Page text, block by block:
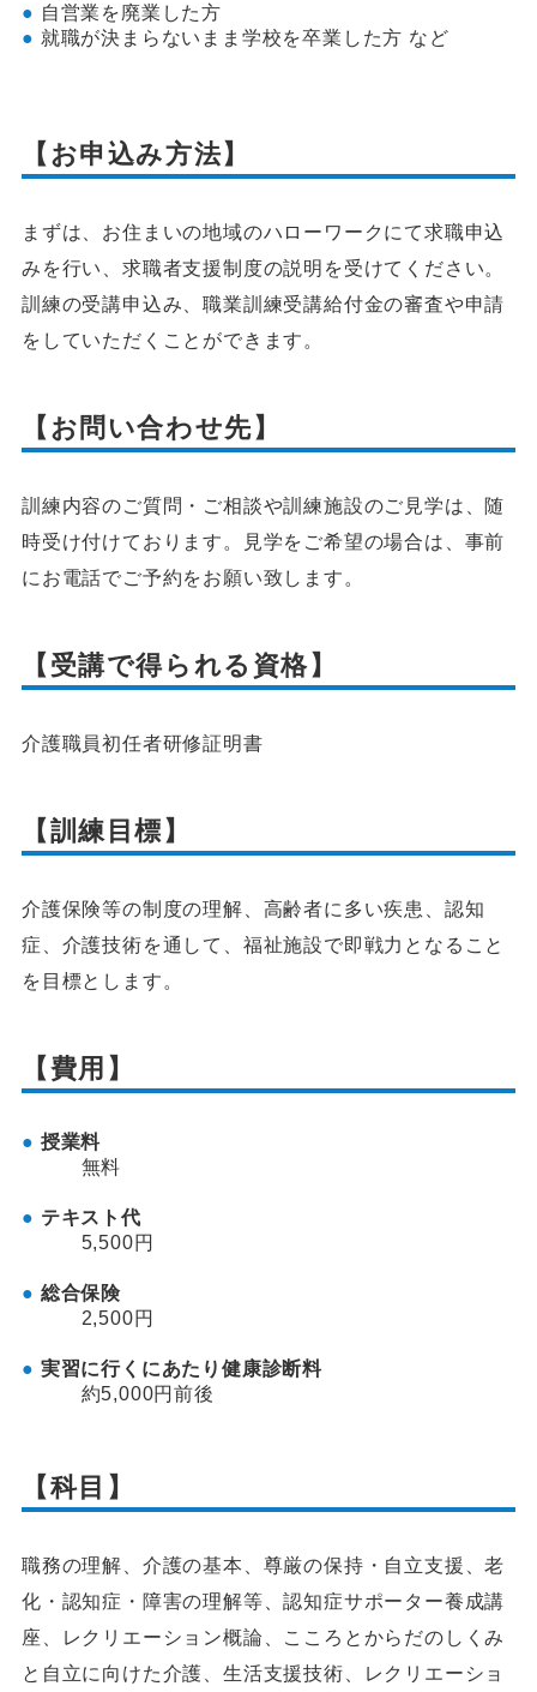
自営業を廃業した方
就職が決まらないまま学校を卒業した方 など
【お申込み方法】
まずは、お住まいの地域のハローワークにて求職申込
みを行い、求職者支援制度の説明を受けてください。
訓練の受講申込み、職業訓練受講給付金の審査や申請
をしていただくことができます。
【お問い合わせ先】
訓練内容のご質問・ご相談や訓練施設のご見学は、随
時受け付けております。見学をご希望の場合は、事前
にお電話でご予約をお願い致します。
【受講で得られる資格】
介護職員初任者研修証明書
【訓練目標】
介護保険等の制度の理解、高齢者に多い疾患、認知
症、介護技術を通して、福祉施設で即戦力となること
を目標とします。
【費用】
授業料
無料
テキスト代
5,500円
総合保険
2,500円
実習に行くにあたり健康診断料
約5,000円前後
【科目】
職務の理解、介護の基本、尊厳の保持・自立支援、老
化・認知症・障害の理解等、認知症サポーター養成講
座、レクリエーション概論、こころとからだのしくみ
と自立に向けた介護、生活支援技術、レクリエーショ